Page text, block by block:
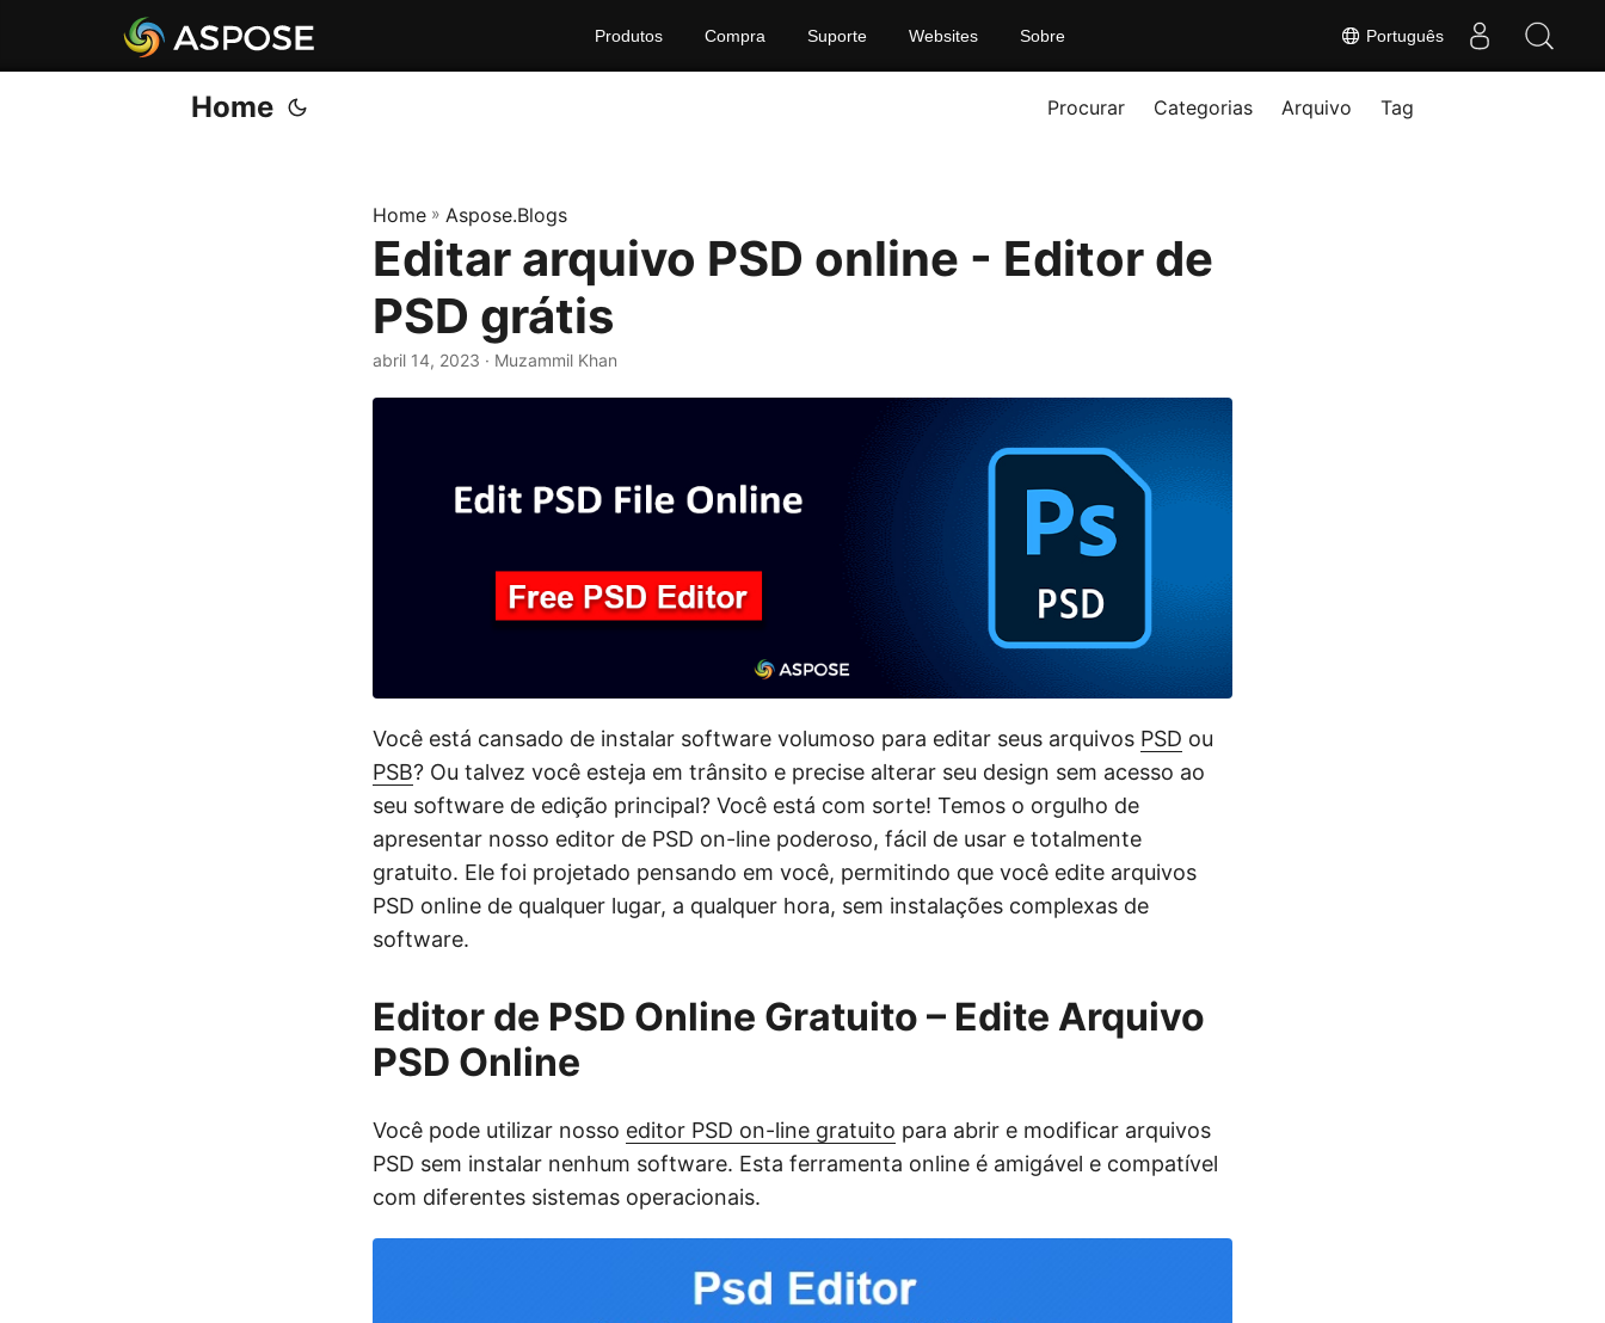
Português
Produtos Compra Suporte Websites Sobre
Home Procurar Categorias Arquivo Tag
Home » Aspose.Blogs
Editar arquivo PSD online - Editor de
PSD grátis
abril 14, 2023 · Muzammil Khan
Você está cansado de instalar software volumoso para editar seus arquivos PSD ou
PSB? Ou talvez você esteja em trânsito e precise alterar seu design sem acesso ao
seu software de edição principal? Você está com sorte! Temos o orgulho de
apresentar nosso editor de PSD on-line poderoso, fácil de usar e totalmente
gratuito. Ele foi projetado pensando em você, permitindo que você edite arquivos
PSD online de qualquer lugar, a qualquer hora, sem instalações complexas de
software.
Editor de PSD Online Gratuito – Edite Arquivo
PSD Online
Você pode utilizar nosso editor PSD on-line gratuito para abrir e modificar arquivos
PSD sem instalar nenhum software. Esta ferramenta online é amigável e compatível
com diferentes sistemas operacionais.